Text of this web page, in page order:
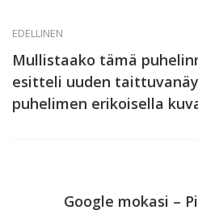
EDELLINEN
Mullistaako tämä
esitteli uuden
puhelimen erikoisella
Google mokasi –